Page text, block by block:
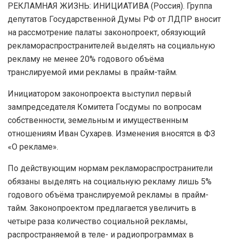
РЕКЛАМНАЯ ЖИЗНЬ: ИНИЦИАТИВА (Россия). Группа
депутатов Государственной Думы РФ от ЛДПР вносит
на рассмотрение палаты законопроект, обязующий
рекламораспространителей выделять на социальную
рекламу не менее 20% годового объёма
транслируемой ими рекламы в прайм-тайм.
Инициатором законопроекта выступил первый
зампредседателя Комитета Госдумы по вопросам
собственности, земельным и имущественным
отношениям Иван Сухарев. Изменения вносятся в ФЗ
«О рекламе».
По действующим нормам рекламораспространители
обязаны выделять на социальную рекламу лишь 5%
годового объёма транслируемой рекламы в прайм-
тайм. Законопроектом предлагается увеличить в
четыре раза количество социальной рекламы,
распространяемой в теле- и радиопрограммах в